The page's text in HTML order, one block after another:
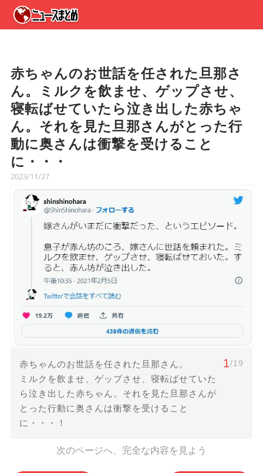
赤ちゃんのお世話を任された旦那さ
ん。ミルクを飲ませ、ゲップさせ、
寝転ばせていたら泣き出した赤ちゃ
ん。それを見た旦那さんがとった行
動に奥さんは衝撃を受けること
に・・・
2023/11/27
赤ちゃんのお世話を任された旦那さん。
ミルクを飲ませ、ゲップさせ、寝転ばせていた
ら泣き出した赤ちゃん。それを見た旦那さんが
とった行動に奥さんは衝撃を受けること
に・・・！
1/19
次のページへ、完全な内容を見よう